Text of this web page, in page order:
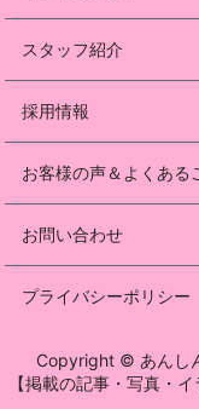
スタッフ紹介
採用情報
お客様の声＆よくある
お問い合わせ
プライバシーポリシー
Copyright © あんし
【掲載の記事・写真・